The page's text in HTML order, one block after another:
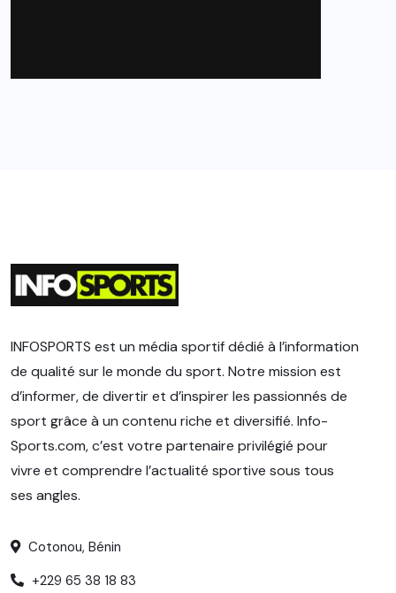
INFOSPORTS est un média sportif dédié à l’information
de qualité sur le monde du sport. Notre mission est
d’informer, de divertir et d’inspirer les passionnés de
sport grâce à un contenu riche et diversifié. Info-
Sports.com, c’est votre partenaire privilégié pour
vivre et comprendre l’actualité sportive sous tous
ses angles.
Cotonou, Bénin
+229 65 38 18 83